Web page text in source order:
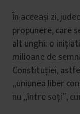
În aceeași zi,
propunere, care
alt unghi: o
milioane de
Constituției,
„uniunea liber
nu „între soți”,